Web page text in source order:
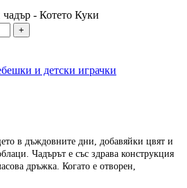
чадър - Котето Куки
и детски играчки
в дъждовните дни, добавяйки цвят и
Чадърът е със здрава конструкция
дръжка. Когато е отворен,